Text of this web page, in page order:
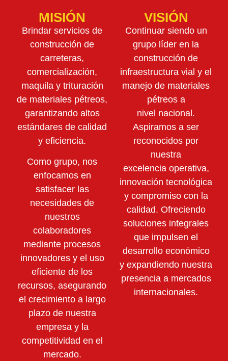
MISIÓN
Brindar servicios de
construcción de
carreteras,
comercialización,
maquila y trituración
de materiales pétreos,
garantizando altos
estándares de calidad
y eficiencia.
Como grupo, nos
enfocamos en
satisfacer las
necesidades de
nuestros
colaboradores
mediante procesos
innovadores y el uso
eficiente de los
recursos, asegurando
el crecimiento a largo
plazo de nuestra
empresa y la
competitividad en el
mercado.
VISIÓN
Continuar siendo un
grupo líder en la
construcción de
infraestructura vial y el
manejo de materiales
pétreos a
nivel nacional.
Aspiramos a ser
reconocidos por
nuestra
excelencia operativa,
innovación tecnológica
y compromiso con la
calidad. Ofreciendo
soluciones integrales
que impulsen el
desarrollo económico
y expandiendo nuestra
presencia a mercados
internacionales.